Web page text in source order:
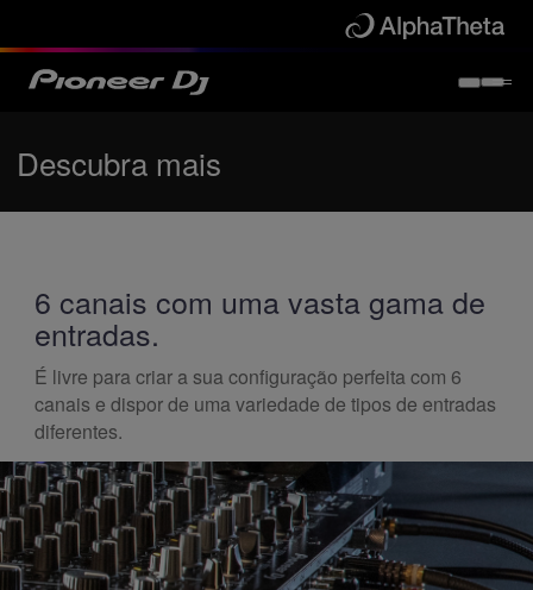
Descubra mais
6 canais com uma vasta gama de
entradas.
É livre para criar a sua configuração perfeita com 6
canais e dispor de uma variedade de tipos de entradas
diferentes.